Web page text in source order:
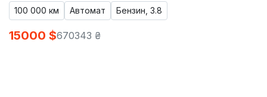
100 000 км Автомат Бензин, 3.8
15000 $670343 ₴